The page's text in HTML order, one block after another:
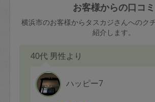
お客様からの口コミ
横浜市のお客様からタスカジさんへのク
紹介します。
40代 男性より
ハッピー7